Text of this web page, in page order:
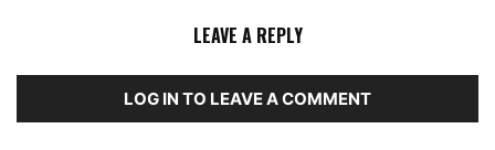
LEAVE A REPLY
LOG IN TO LEAVE A COMMENT